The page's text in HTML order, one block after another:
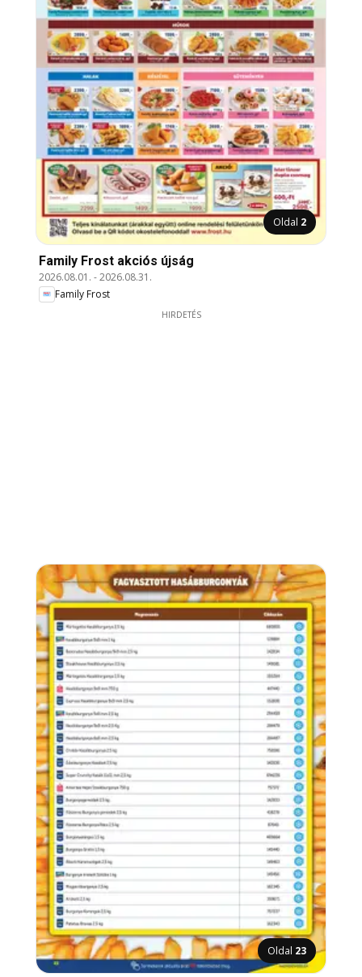
Oldal 2
Family Frost akciós újság
2026.08.01. -2026.08.31.
Family Frost
HIRDETÉS
Oldal 23